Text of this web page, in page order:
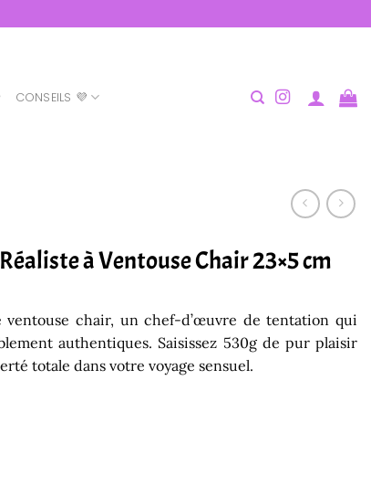
CONSEILS 💜
à Ventouse Chair 23×5 cm
ventouse chair, un chef-d’œuvre de tentation qui
authentiques. Saisissez 530g de pur plaisir
totale dans votre voyage sensuel.